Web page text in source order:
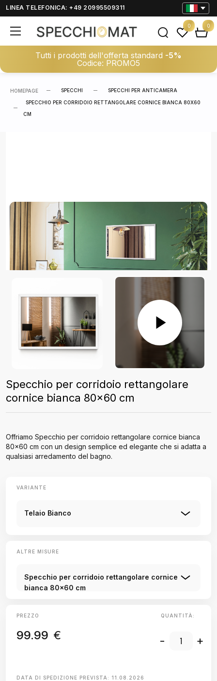
LINEA TELEFONICA: +49 20995509311
Tutti i prodotti dell'offerta standard -5%
Codice: PROMO5
0 0
HOMEPAGE SPECCHI SPECCHI PER ANTICAMERA
SPECCHIO PER CORRIDOIO RETTANGOLARE CORNICE BIANCA 80X60
CM
Specchio per corridoio rettangolare
cornice bianca 80x60 cm
Offriamo Specchio per corridoio rettangolare cornice bianca
80x60 cm con un design semplice ed elegante che si adatta a
qualsiasi arredamento del bagno.
VARIANTE
Telaio Bianco
ALTRE MISURE
Specchio per corridoio rettangolare cornice
bianca 80x60 cm
PREZZO
99.99 €
QUANTITÀ:
- +
DATA DI SPEDIZIONE PREVISTA: 11.08.2026